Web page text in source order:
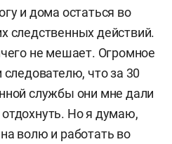
и дома остаться во
следственных действий.
не мешает. Огромное
следователю, что за 30
службы они мне дали
Но я думаю,
волю и работать во